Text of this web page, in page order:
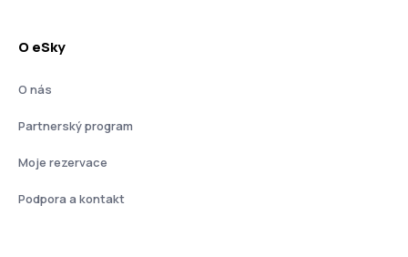
O eSky
O nás
Partnerský program
Moje rezervace
Podpora a kontakt